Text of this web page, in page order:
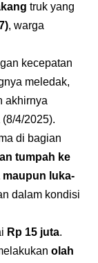
truk yang
, warga
kecepatan
meledak,
akhirnya
4/2025).
di bagian
tumpah ke
luka-
dalam kondisi
Rp 15 juta.
olah